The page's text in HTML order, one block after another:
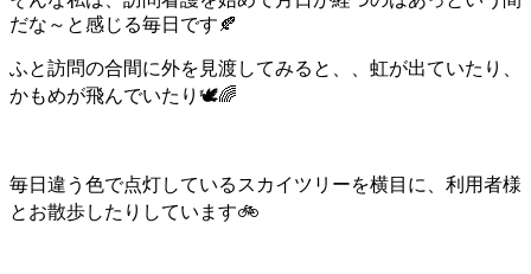
だな～と感じる毎日です🍂
ふと訪問の合間に外を見渡してみると、、虹が出ていたり、
かもめが飛んでいたり🕊️🌈
毎日違う色で点灯しているスカイツリーを横目に、利用者様
とお散歩したりしています🚲